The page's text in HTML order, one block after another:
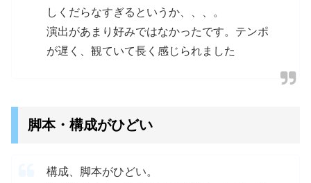
しくだらなすぎるというか、、、。
演出があまり好みではなかったです。テンポ
が遅く、観ていて長く感じられました
脚本・構成がひどい
構成、脚本がひどい。